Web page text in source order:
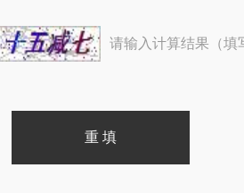
请输入计算结果（填